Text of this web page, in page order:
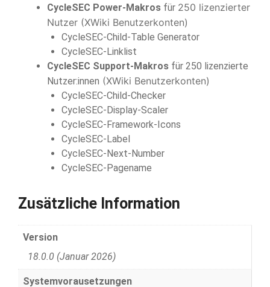
CycleSEC Power-Makros für 250 lizenzierter
Nutzer (XWiki Benutzerkonten)
CycleSEC-Child-Table Generator
CycleSEC-Linklist
CycleSEC Support-Makros für 250 lizenzierte
Nutzer:innen (XWiki Benutzerkonten)
CycleSEC-Child-Checker
CycleSEC-Display-Scaler
CycleSEC-Framework-Icons
CycleSEC-Label
CycleSEC-Next-Number
CycleSEC-Pagename
Zusätzliche Information
Version
18.0.0 (Januar 2026)
Systemvorausetzungen